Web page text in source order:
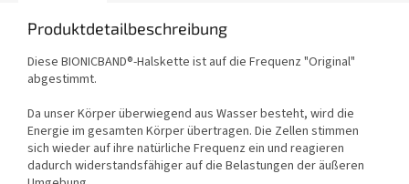
Produktdetailbeschreibung
Diese BIONICBAND®-Halskette ist auf die Frequenz "Original"
abgestimmt.
Da unser Körper überwiegend aus Wasser besteht, wird die
Energie im gesamten Körper übertragen. Die Zellen stimmen
sich wieder auf ihre natürliche Frequenz ein und reagieren
dadurch widerstandsfähiger auf die Belastungen der äußeren